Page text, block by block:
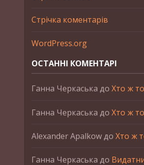
Стрічка коментарів
WordPress.org
ОСТАННІ КОМЕНТАРІ
Ганна Черкаська до Хто ж
Ганна Черкаська до Хто ж
Alexander Apalkowдо Хто ж
Ганна Черкаська до